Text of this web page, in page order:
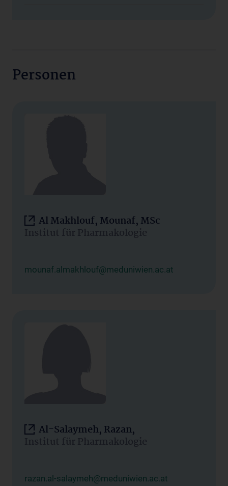
Personen
Al Makhlouf, Mounaf, MSc
Institut für Pharmakologie
mounaf.almakhlouf@meduniwien.ac.at
Al-Salaymeh, Razan,
Institut für Pharmakologie
razan.al-salaymeh@meduniwien.ac.at